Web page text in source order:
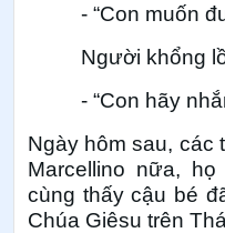
- “Con muốn
Người khổng
- “Con hãy
Ngày hôm sau, các
Marcellino nữa,
cùng thấy cậu bé
Chúa Giêsu trên